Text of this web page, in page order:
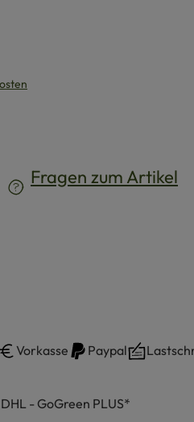
Fragen zum Artikel
Vorkasse Paypal
- GoGreen PLUS*